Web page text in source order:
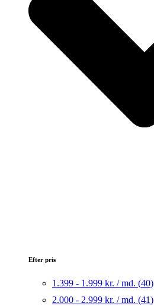
Efter pris
1.399 - 1.999 kr. / md. (40)
2.000 - 2.999 kr. / md. (41)